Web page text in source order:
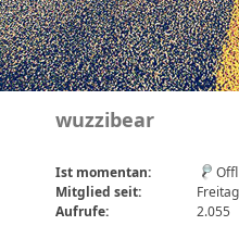
wuzzibear
Ist momentan:
Mitglied seit:
Aufrufe:
2.055